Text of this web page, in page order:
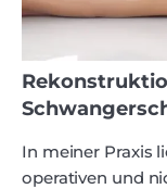
In meiner Praxis
operativen und